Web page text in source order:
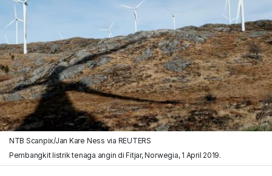
NTB Scanpix/Jan Kare Ness via REUTERS
Pembangkit listrik tenaga angin di Fitjar, Norwegia, 1 April 2019.